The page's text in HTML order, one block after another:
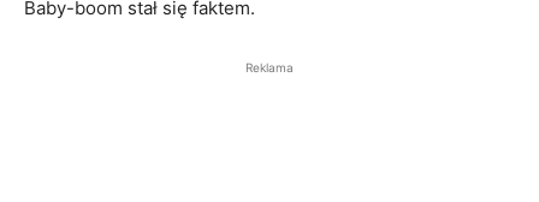
Baby-boom stał się faktem.
Reklama